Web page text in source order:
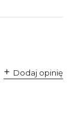
Dodaj opinię